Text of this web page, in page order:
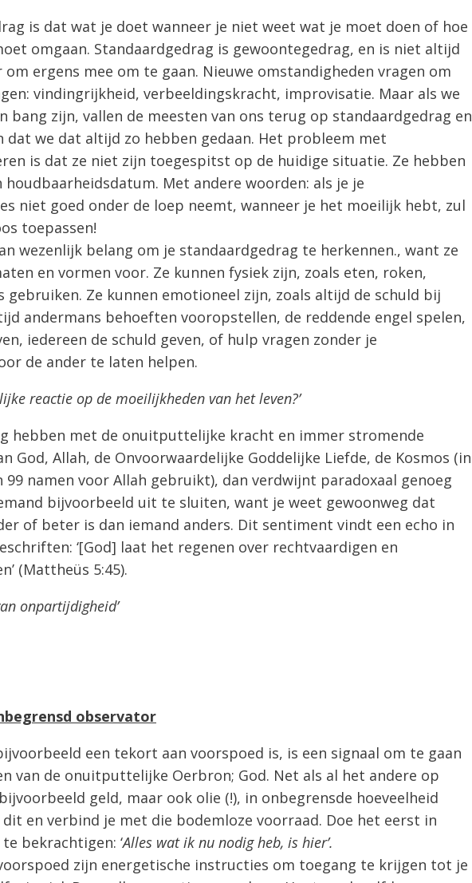
is dat wat je doet wanneer je niet weet wat je moet doen of hoe
omgaan. Standaardgedrag is gewoontegedrag, en is niet altijd
ergens mee om te gaan. Nieuwe omstandigheden vragen om
vindingrijkheid, verbeeldingskracht, improvisatie. Maar als we
bang zijn, vallen de meesten van ons terug op standaardgedrag en
dat we dat altijd zo hebben gedaan. Het probleem met
is dat ze niet zijn toegespitst op de huidige situatie. Ze hebben
houdbaarheidsdatum. Met andere woorden: als je je
niet goed onder de loep neemt, wanneer je het moeilijk hebt, zul
toepassen!
wezenlijk belang om je standaardgedrag te herkennen., want ze
en vormen voor. Ze kunnen fysiek zijn, zoals eten, roken,
gebruiken. Ze kunnen emotioneel zijn, zoals altijd de schuld bij
andermans behoeften vooropstellen, de reddende engel spelen,
iedereen de schuld geven, of hulp vragen zonder je
de ander te laten helpen.
reactie op de moeilijkheden van het leven?’
hebben met de onuitputtelijke kracht en immer stromende
God, Allah, de Onvoorwaardelijke Goddelijke Liefde, de Kosmos (in
99 namen voor Allah gebruikt), dan verdwijnt paradoxaal genoeg
bijvoorbeeld uit te sluiten, want je weet gewoonweg dat
of beter is dan iemand anders. Dit sentiment vindt een echo in
‘[God] laat het regenen over rechtvaardigen en
(Mattheüs 5:45).
onpartijdigheid’
observator
een tekort aan voorspoed is, is een signaal om te gaan
van de onuitputtelijke Oerbron; God. Net als al het andere op
geld, maar ook olie (!), in onbegrensde hoeveelheid
dit en verbind je met die bodemloze voorraad. Doe het eerst in
bekrachtigen: ‘Alles wat ik nu nodig heb, is hier’.
zijn energetische instructies om toegang te krijgen tot je